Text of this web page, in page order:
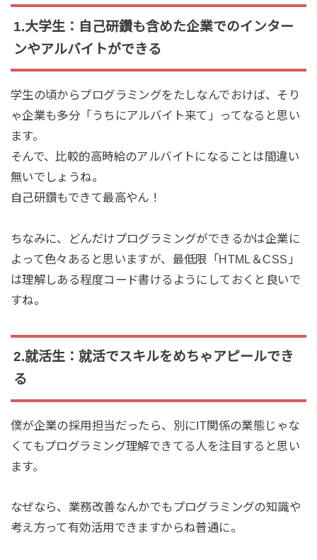
1.大学生：自己研鑽も含めた企業でのインター
ンやアルバイトができる
学生の頃からプログラミングをたしなんでおけば、そり
ゃ企業も多分「うちにアルバイト来て」ってなると思い
ます。
そんで、比較的高時給のアルバイトになることは間違い
無いでしょうね。
自己研鑽もできて最高やん！
ちなみに、どんだけプログラミングができるかは企業に
よって色々あると思いますが、最低限「HTML＆CSS」
は理解しある程度コード書けるようにしておくと良いで
すね。
2.就活生：就活でスキルをめちゃアピールでき
る
僕が企業の採用担当だったら、別にIT関係の業態じゃな
くてもプログラミング理解できてる人を注目すると思い
ます。
なぜなら、業務改善なんかでもプログラミングの知識や
考え方って有効活用できますからね普通に。